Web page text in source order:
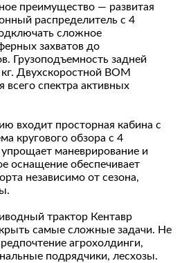
преимущество — развитая
распределитель с 4
сложное
захватов до
Грузоподъемность задней
кг. Двухскоростной ВОМ
спектра активных
входит просторная кабина с
кругового обзора с 4
маневрирование и
оснащение обеспечивает
независимо от сезона,
трактор Кентавр
самые сложные задачи. Не
агрохолдинги,
подрядчики, лесхозы.